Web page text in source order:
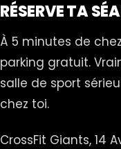
RÉSERVE TA
À 5 minutes de
parking gratuit.
salle de sport
chez toi.
CrossFit Giants, 14